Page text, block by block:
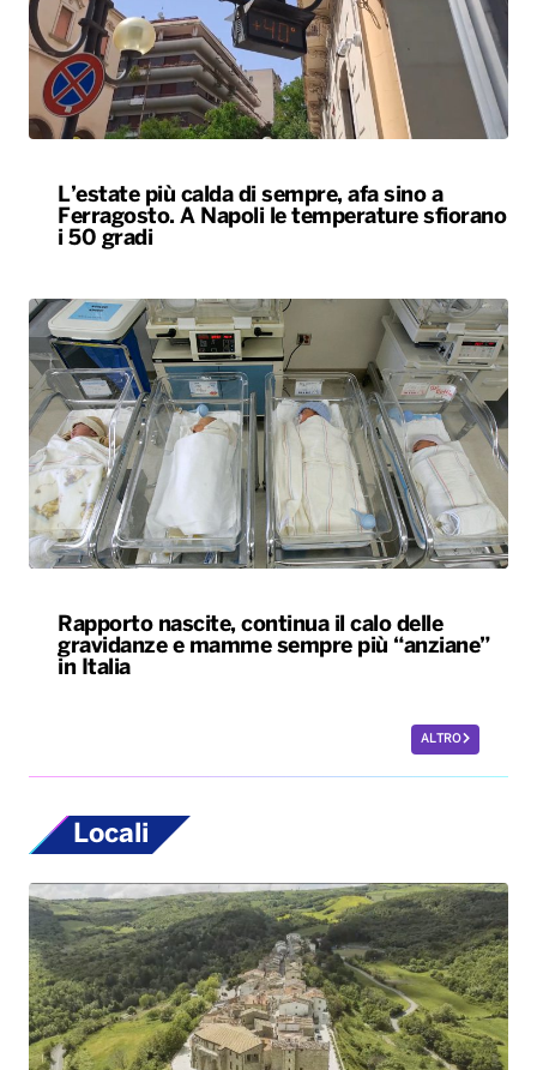
L’estate più calda di sempre, afa sino a
Ferragosto. A Napoli le temperature sfiorano
i 50 gradi
Rapporto nascite, continua il calo delle
gravidanze e mamme sempre più “anziane”
in Italia
ALTRO
Locali